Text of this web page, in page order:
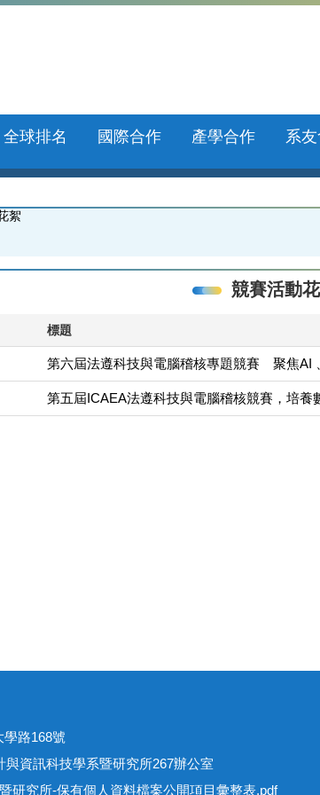
全球排名 國際合作 產學合作 系
絮
競賽活動
標題
第六屆法遵科技與電腦稽核專題競賽 聚焦AI
第五屆ICAEA法遵科技與電腦稽核競賽，培養
路168號
學系暨研究所267辦公室
研究所-保有個人資料檔案公開項目彙整表.pdf